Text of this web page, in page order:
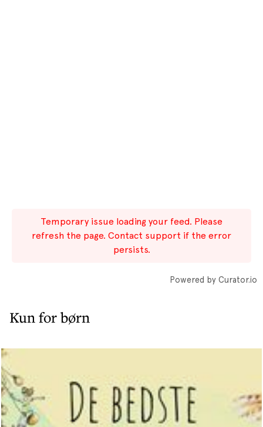
Temporary issue loading your feed. Please
refresh the page. Contact support if the error
persists.
Powered by Curator.io
Kun for børn